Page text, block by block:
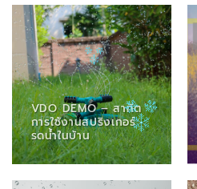
VDO DEMO – สาทิต
การใช้งานสปริงเกอร์
รดน้ำในบ้าน